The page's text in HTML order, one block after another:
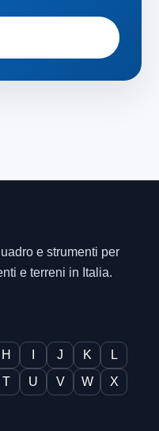
e strumenti per
e terreni in Italia.
H J K
L
T U V W
X